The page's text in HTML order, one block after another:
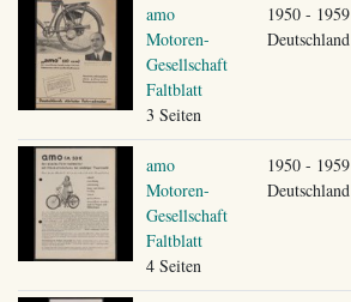
amo
Motoren-
Gesellschaft
Faltblatt
3 Seiten
1950 - 1959
Deutschland
amo
Motoren-
Gesellschaft
Faltblatt
4 Seiten
1950 - 1959
Deutschland